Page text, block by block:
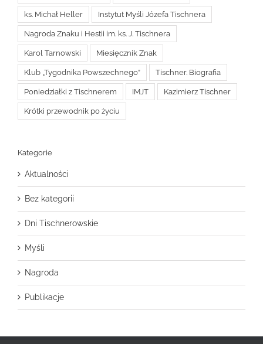
ks. Michał Heller Instytut Myśli Józefa Tischnera
Nagroda Znaku i Hestii im. ks. J. Tischnera
Karol Tarnowski Miesięcznik Znak
Klub „Tygodnika Powszechnego” Tischner. Biografia
Poniedziałki z Tischnerem IMJT Kazimierz Tischner
Krótki przewodnik po życiu
Kategorie
Aktualności
Bez kategorii
Dni Tischnerowskie
Myśli
Nagroda
Publikacje